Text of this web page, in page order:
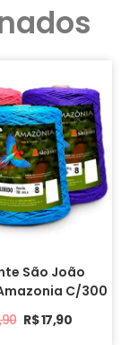
São João
C/300
R$17,90